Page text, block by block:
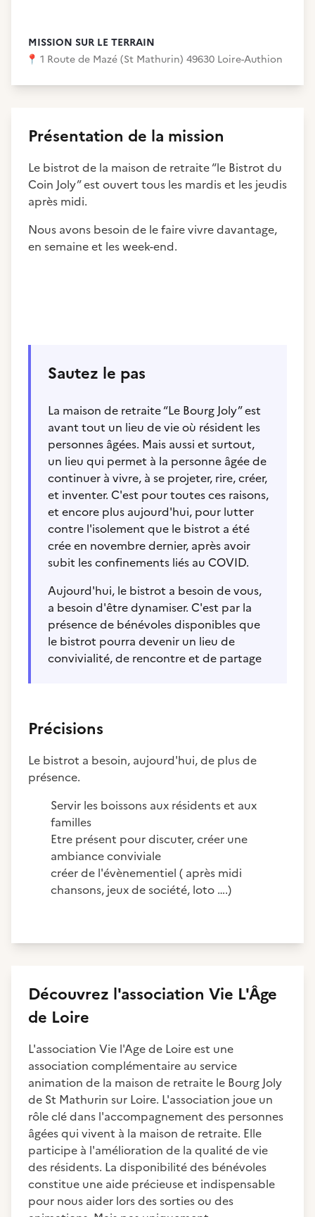
MISSION SUR LE TERRAIN
📍 1 Route de Mazé (St Mathurin) 49630 Loire-Authion
Présentation de la mission
Le bistrot de la maison de retraite “le Bistrot du
Coin Joly” est ouvert tous les mardis et les jeudis
après midi.
Nous avons besoin de le faire vivre davantage,
en semaine et les week-end.
Sautez le pas
La maison de retraite “Le Bourg Joly” est
avant tout un lieu de vie où résident les
personnes âgées. Mais aussi et surtout,
un lieu qui permet à la personne âgée de
continuer à vivre, à se projeter, rire, créer,
et inventer. C'est pour toutes ces raisons,
et encore plus aujourd'hui, pour lutter
contre l'isolement que le bistrot a été
crée en novembre dernier, après avoir
subit les confinements liés au COVID.
Aujourd'hui, le bistrot a besoin de vous,
a besoin d'être dynamiser. C'est par la
présence de bénévoles disponibles que
le bistrot pourra devenir un lieu de
convivialité, de rencontre et de partage
Précisions
Le bistrot a besoin, aujourd'hui, de plus de
présence.
Servir les boissons aux résidents et aux
familles
Etre présent pour discuter, créer une
ambiance conviviale
créer de l'évènementiel ( après midi
chansons, jeux de société, loto ….)
Découvrez l'association Vie L'Âge
de Loire
L'association Vie l'Age de Loire est une
association complémentaire au service
animation de la maison de retraite le Bourg Joly
de St Mathurin sur Loire. L'association joue un
rôle clé dans l'accompagnement des personnes
âgées qui vivent à la maison de retraite. Elle
participe à l'amélioration de la qualité de vie
des résidents. La disponibilité des bénévoles
constitue une aide précieuse et indispensable
pour nous aider lors des sorties ou des